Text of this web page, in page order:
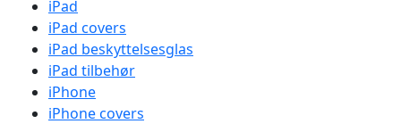
iPad
iPad covers
iPad beskyttelsesglas
iPad tilbehør
iPhone
iPhone covers